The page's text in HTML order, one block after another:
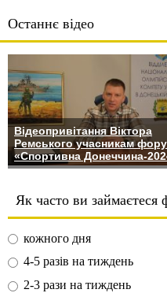
Останнє відео
Відеопривітання Віктора
Ремського учасникам
«Спортивна Донеччина-
Як часто ви займаєтеся
кожного дня
4-5 разів на тиждень
2-3 рази на тиждень